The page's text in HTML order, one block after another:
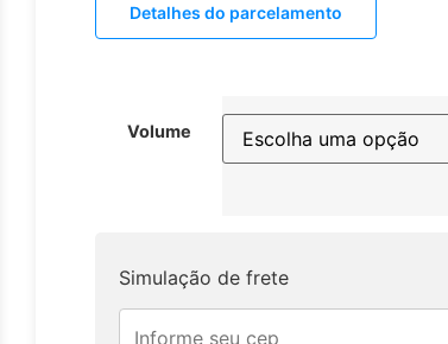
Detalhes do parcelamento
Volume
Simulação de frete